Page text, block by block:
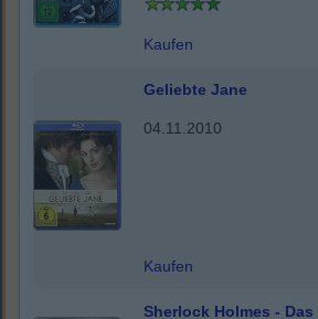
Kaufen
Geliebte Jane
04.11.2010
Kaufen
Sherlock Holmes -